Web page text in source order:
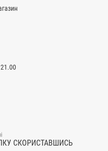
СКОРИСТАВШИСЬ